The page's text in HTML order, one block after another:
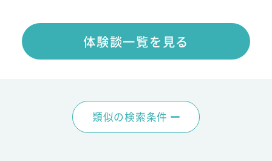
体験談一覧を見る
類似の検索条件